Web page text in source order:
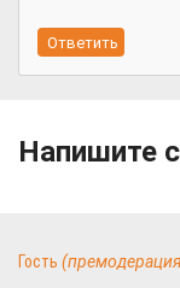
Напишите
Гость